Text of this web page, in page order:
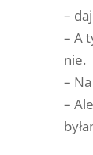
–
– A
nie.
–
–